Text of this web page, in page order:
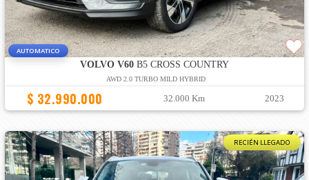
AUTOMATICO
VOLVO V60B5 CROSS COUNTRY
AWD 2.0 TURBO MILD HYBRID
$ 32.990.000 32.000 Km 2023
RECIÉN LLEGADO